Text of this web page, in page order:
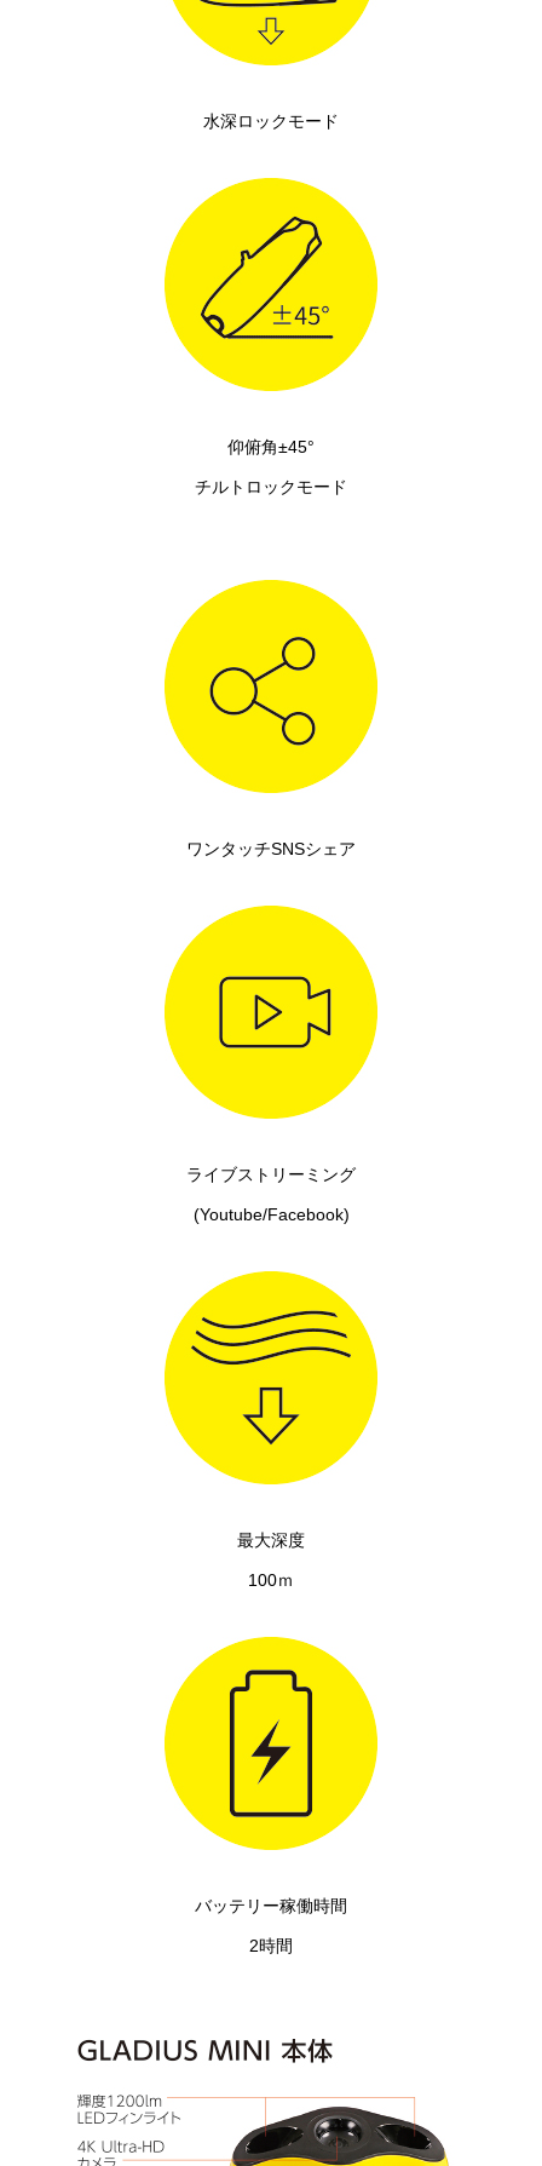
水深ロックモード
仰俯角±45°
チルトロックモード
ワンタッチSNSシェア
ライブストリーミング
(Youtube/Facebook)
最大深度
100ｍ
バッテリー稼働時間
2時間